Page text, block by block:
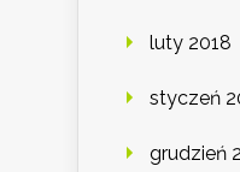
luty 2018
styczeń
grudzień